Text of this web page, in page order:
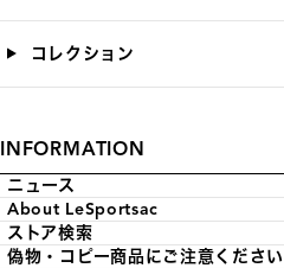
コレクション
INFORMATION
ニュース
About LeSportsac
ストア検索
偽物・コピー商品にご注意ください